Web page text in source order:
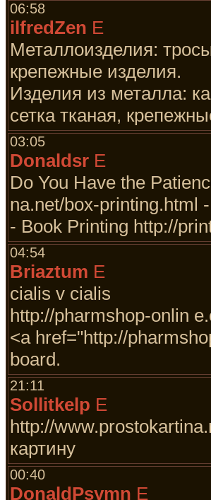
06:58
ilfredZen E
Металлоизделия:
крепежные изделия.
Изделия из металла:
сетка тканая,
03:05
Donaldsr E
Do You Have the
na.net/box-printing.html
- Book Printing http://
04:54
Briaztum E
cialis v cialis
http://pharmshop-onlin
<a href="http://
board.
21:11
Sollitkelp E
http://
картину
00:40
DonaldPsymn E